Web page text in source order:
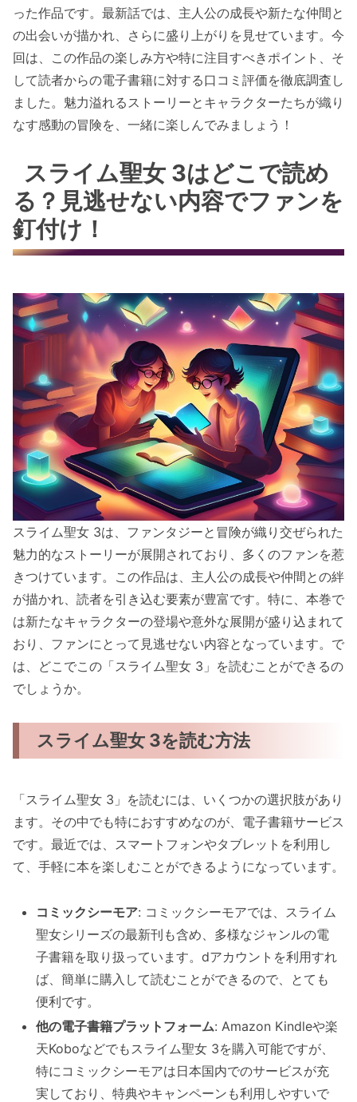
った作品です。最新話では、主人公の成長や新たな仲間と
の出会いが描かれ、さらに盛り上がりを見せています。今
回は、この作品の楽しみ方や特に注目すべきポイント、そ
して読者からの電子書籍に対する口コミ評価を徹底調査し
ました。魅力溢れるストーリーとキャラクターたちが織り
なす感動の冒険を、一緒に楽しんでみましょう！
スライム聖女 3はどこで読め
る？見逃せない内容でファンを
釘付け！
スライム聖女 3は、ファンタジーと冒険が織り交ぜられた
魅力的なストーリーが展開されており、多くのファンを惹
きつけています。この作品は、主人公の成長や仲間との絆
が描かれ、読者を引き込む要素が豊富です。特に、本巻で
は新たなキャラクターの登場や意外な展開が盛り込まれて
おり、ファンにとって見逃せない内容となっています。で
は、どこでこの「スライム聖女 3」を読むことができるの
でしょうか。
スライム聖女 3を読む方法
「スライム聖女 3」を読むには、いくつかの選択肢があり
ます。その中でも特におすすめなのが、電子書籍サービス
です。最近では、スマートフォンやタブレットを利用し
て、手軽に本を楽しむことができるようになっています。
コミックシーモア: コミックシーモアでは、スライム
聖女シリーズの最新刊も含め、多様なジャンルの電
子書籍を取り扱っています。dアカウントを利用すれ
ば、簡単に購入して読むことができるので、とても
便利です。
他の電子書籍プラットフォーム: Amazon Kindleや楽
天Koboなどでもスライム聖女 3を購入可能ですが、
特にコミックシーモアは日本国内でのサービスが充
実しており、特典やキャンペーンも利用しやすいで